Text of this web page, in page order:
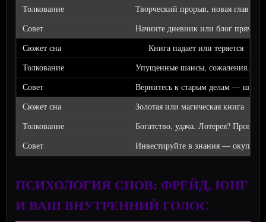
Творческий прорыв, новая глава
Начните дневник или блог прямо
Книга падает или теряется
Упущенные шансы, сожаления.
Вернитесь к старым делам — шанс
Золотая или магическая книга
Богатство, удача. Лотерея?
Инвестируйте в знания —
ПСИХОЛОГИЯ СНОВ: ФРЕЙД, ЮНГ
И ВАШ ВНУТРЕННИЙ ГОЛОС